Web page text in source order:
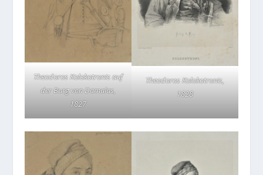
Theodoros Kolokotronis auf
der Burg von Damalas,
1827
Theodoros Kolokotronis,
1828